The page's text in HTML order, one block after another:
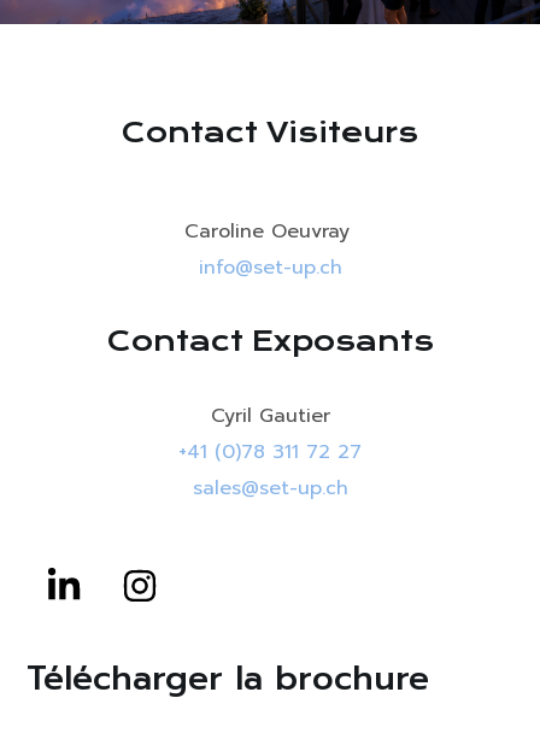
Contact Visiteurs
Caroline Oeuvray
info@set-up.ch
Contact Exposants
Cyril Gautier
+41 (0)78 311 72 27
sales@set-up.ch
Télécharger la brochure